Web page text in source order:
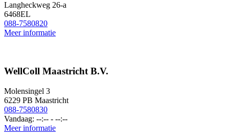
Langheckweg 26-a
6468EL
088-7580820
Meer informatie
WellColl Maastricht B.V.
Molensingel 3
6229 PB Maastricht
088-7580830
Vandaag: --:-- - --:--
Meer informatie